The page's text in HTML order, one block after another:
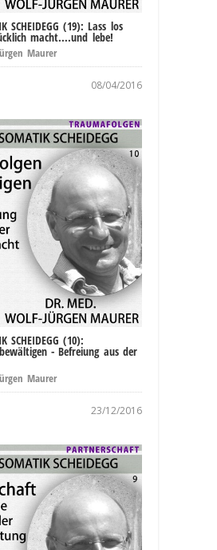
SCHEIDEGG (19): Lass los
macht....und lebe!
Maurer
08/04/2016
SCHEIDEGG (10):
- Befreiung aus der
Maurer
23/12/2016